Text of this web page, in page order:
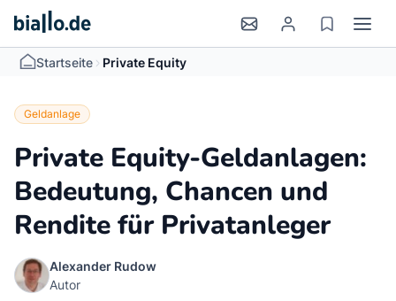
Startseite > Private Equity
Geldanlage
Private Equity-Geldanlagen:
Bedeutung, Chancen und
Rendite für Privatanleger
Alexander Rudow
Autor